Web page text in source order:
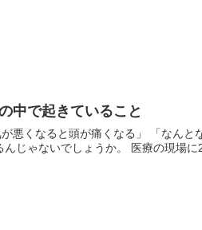
中で起きていること
悪くなると頭が痛くなる」 「なんと
じゃないでしょうか。 医療の現場